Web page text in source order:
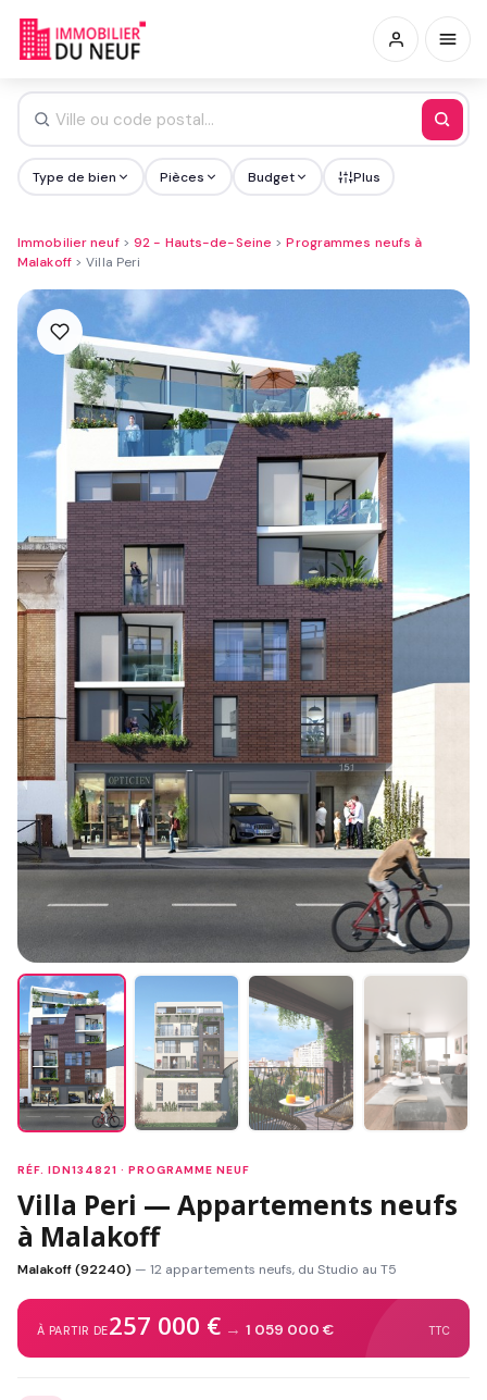
Type de bien Pièces Budget Plus
Immobilier neuf> 92 - Hauts-de-Seine >Programmes neufs à
Malakoff>Villa Peri
RÉF. IDN134821 · PROGRAMME NEUF
Villa Peri — Appartements neufs
à Malakoff
Malakoff (92240) — 12 appartements neufs, du Studio au T5
À PARTIR DE257 000 € → 1 059 000 € TTC